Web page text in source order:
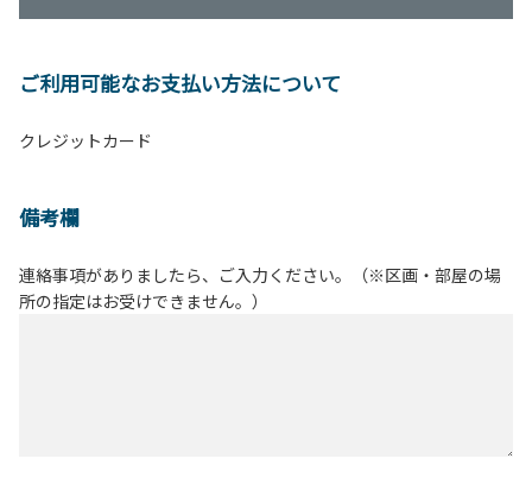
ご利用可能なお支払い方法について
クレジットカード
備考欄
連絡事項がありましたら、ご入力ください。（※区画・部屋の場
所の指定はお受けできません。）